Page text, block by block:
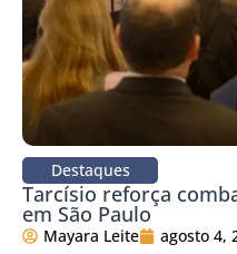
Destaques
Tarcísio reforça
em São Paulo
Mayara Leite agosto 4,